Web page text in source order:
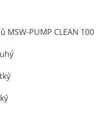
PUMP CLEAN 100